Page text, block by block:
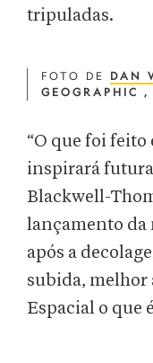
tripuladas.
FOTO DE DAN
GEOGRAPHIC ,
“O que foi feito
inspirará
Blackwell-
lançamento da
após a
subida, melhor
Espacial o que